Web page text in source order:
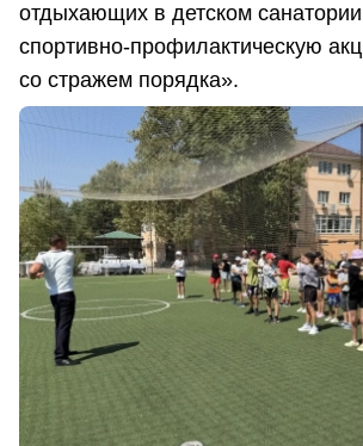
отдыхающих в детском
спортивно-профилактическую
со стражем порядка».